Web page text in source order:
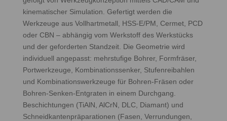
kinematischer Simulation. Gefertigt werden die
Werkzeuge aus Vollhartmetall, HSS‑E/PM, Cermet, PCD
oder CBN – abhängig vom Werkstoff des Werkstücks
und der geforderten Standzeit. Die Geometrie wird
individuell angepasst: mehrstufige Bohrer, Formfräser,
Portwerkzeuge, Kombinationssenker, Stufenreibahlen
und Kombinationswerkzeuge für Bohren‑Fräsen oder
Bohren‑Senken‑Entgraten in einem Durchgang.
Beschichtungen (TiAlN, AlCrN, DLC, Diamant) und
Schneidkantenpräparationen (Fasen, Verrundungen,